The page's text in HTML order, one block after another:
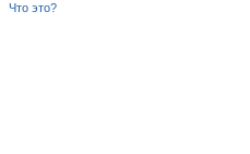
Что это?